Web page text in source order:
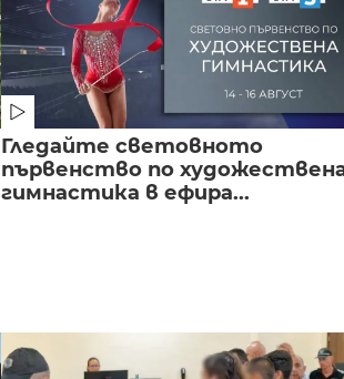
Гледайте световното
първенство по
гимнастика в ефира...